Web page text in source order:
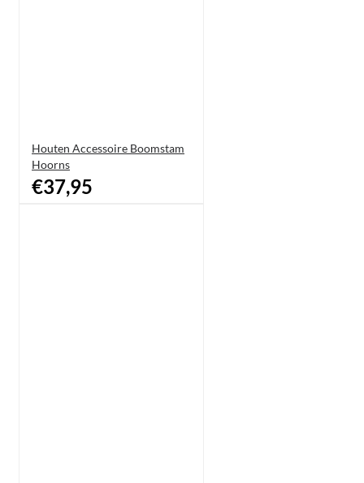
Houten Accessoire Boomstam
Hoorns
€37,95